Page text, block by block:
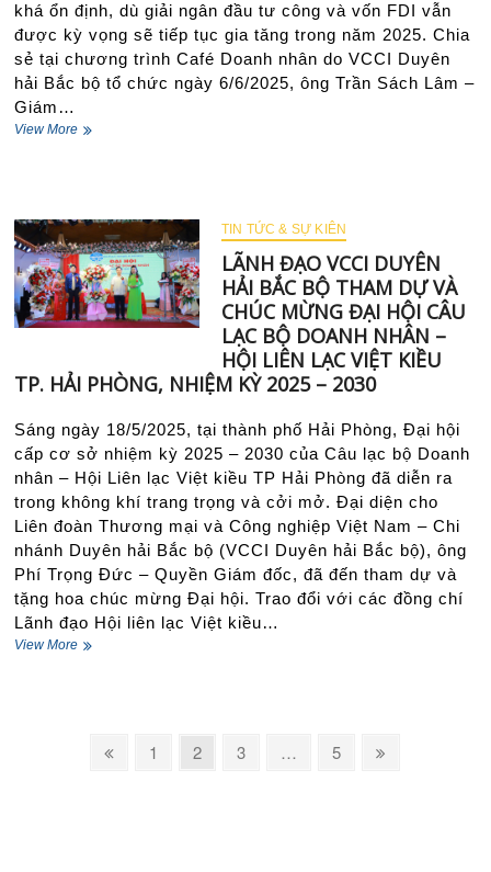
Phòng
khá ổn định, dù giải ngân đầu tư công và vốn FDI vẫn
được kỳ vọng sẽ tiếp tục gia tăng trong năm 2025. Chia
sẻ tại chương trình Café Doanh nhân do VCCI Duyên
hải Bắc bộ tổ chức ngày 6/6/2025, ông Trần Sách Lâm –
Giám…
View MoreCần
nghiệp
xây
dựng
TIN TỨC & SỰ KIÊN
LÃNH ĐẠO VCCI DUYÊN
HẢI BẮC BỘ THAM DỰ VÀ
CHÚC MỪNG ĐẠI HỘI CÂU
LẠC BỘ DOANH NHÂN –
HỘI LIÊN LẠC VIỆT KIỀU
TP. HẢI PHÒNG, NHIỆM KỲ 2025 – 2030
Sáng ngày 18/5/2025, tại thành phố Hải Phòng, Đại hội
cấp cơ sở nhiệm kỳ 2025 – 2030 của Câu lạc bộ Doanh
nhân – Hội Liên lạc Việt kiều TP Hải Phòng đã diễn ra
trong không khí trang trọng và cởi mở. Đại diện cho
Liên đoàn Thương mại và Công nghiệp Việt Nam – Chi
nhánh Duyên hải Bắc bộ (VCCI Duyên hải Bắc bộ), ông
Phí Trọng Đức – Quyền Giám đốc, đã đến tham dự và
tặng hoa chúc mừng Đại hội. Trao đổi với các đồng chí
Lãnh đạo Hội liên lạc Việt kiều…
View MoreLÃNH
Previous
Page
1 Page
2 Page
3 … Page
5